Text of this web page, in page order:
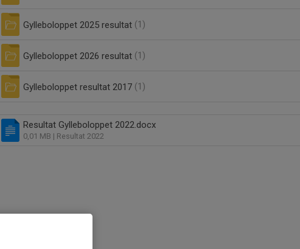
Gylleboloppet 2025 resultat (1)
Gylleboloppet 2026 resultat (1)
Gylleboloppet resultat 2017 (1)
Resultat Gylleboloppet 2022.docx
0,01 MB | Resultat 2022